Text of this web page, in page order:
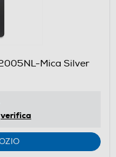
Mica Silver
verifica